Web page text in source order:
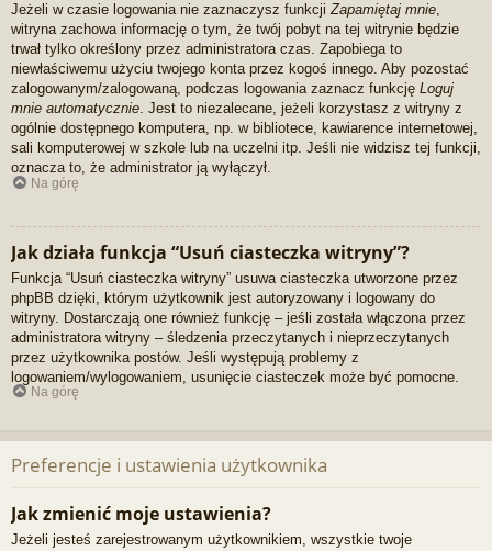
Jeżeli w czasie logowania nie zaznaczysz funkcjiZapamiętaj mnie,
witryna zachowa informację o tym, że twój pobyt na tej witrynie będzie
trwał tylko określony przez administratora czas. Zapobiega to
niewłaściwemu użyciu twojego konta przez kogoś innego. Aby pozostać
zalogowanym/zalogowaną, podczas logowania zaznacz funkcję Loguj
mnie automatycznie. Jest to niezalecane, jeżeli korzystasz z witryny z
ogólnie dostępnego komputera, np. w bibliotece, kawiarence internetowej,
sali komputerowej w szkole lub na uczelni itp. Jeśli nie widzisz tej funkcji,
oznacza to, że administrator ją wyłączył.
Na górę
Jak działa funkcja “Usuń ciasteczka witryny”?
Funkcja “Usuń ciasteczka witryny” usuwa ciasteczka utworzone przez
phpBB dzięki, którym użytkownik jest autoryzowany i logowany do
witryny. Dostarczają one również funkcję – jeśli została włączona przez
administratora witryny – śledzenia przeczytanych i nieprzeczytanych
przez użytkownika postów. Jeśli występują problemy z
logowaniem/wylogowaniem, usunięcie ciasteczek może być pomocne.
Na górę
Preferencje i ustawienia użytkownika
Jak zmienić moje ustawienia?
Jeżeli jesteś zarejestrowanym użytkownikiem, wszystkie twoje